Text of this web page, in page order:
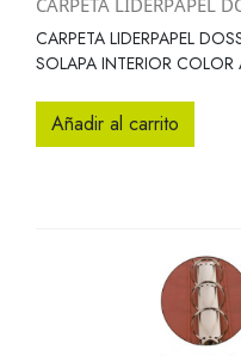
CARPETA LIDERPAPEL
CARPETA LIDERPAPEL
SOLAPA INTERIOR COLOR
Añadir al carrito